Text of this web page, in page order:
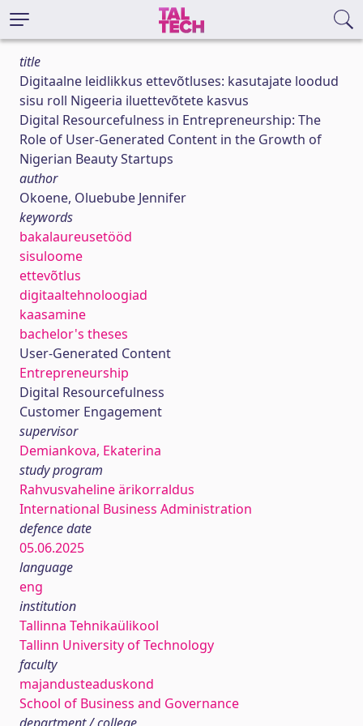
title
Digitaalne leidlikkus ettevõtluses: kasutajate loodud
sisu roll Nigeeria iluettevõtete kasvus
Digital Resourcefulness in Entrepreneurship: The
Role of User-Generated Content in the Growth of
Nigerian Beauty Startups
author
Okoene, Oluebube Jennifer
keywords
bakalaureusetööd
sisuloome
ettevõtlus
digitaaltehnoloogiad
kaasamine
bachelor's theses
User-Generated Content
Entrepreneurship
Digital Resourcefulness
Customer Engagement
supervisor
Demiankova, Ekaterina
study program
Rahvusvaheline ärikorraldus
International Business Administration
defence date
05.06.2025
language
eng
institution
Tallinna Tehnikaülikool
Tallinn University of Technology
faculty
majandusteaduskond
School of Business and Governance